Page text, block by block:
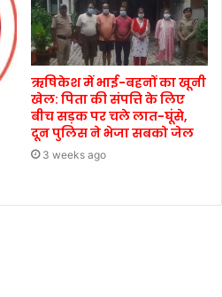
ऋषिकेश में भाई-बहनों का खूनी
खेल: पिता की संपत्ति के लिए
बीच सड़क पर चले लात-घूंसे,
दून पुलिस ने भेजा सबको जेल
3 weeks ago